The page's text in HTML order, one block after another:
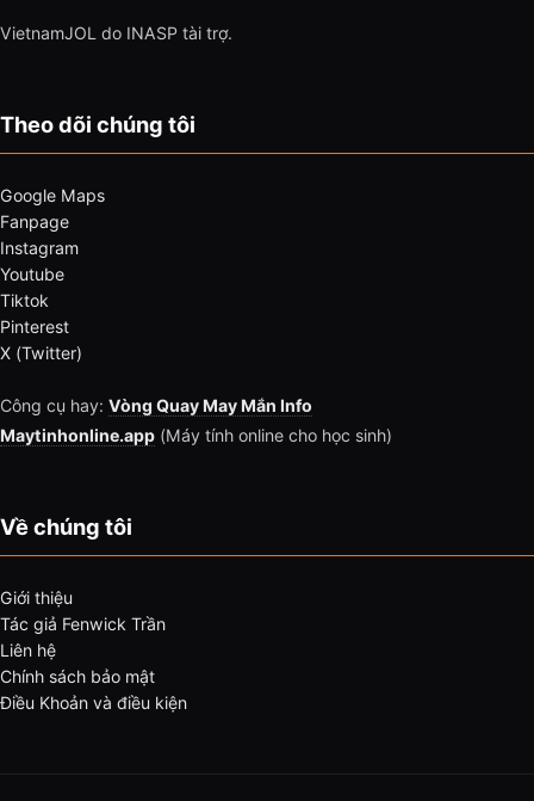
VietnamJOL do INASP tài trợ.
Theo dõi chúng tôi
Google Maps
Fanpage
Instagram
Youtube
Tiktok
Pinterest
X (Twitter)
Công cụ hay: Vòng Quay May Mắn Info
Maytinhonline.app (Máy tính online cho học sinh)
Về chúng tôi
Giới thiệu
Tác giả Fenwick Trần
Liên hệ
Chính sách bảo mật
Điều Khoản và điều kiện